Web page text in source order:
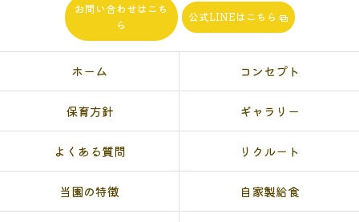
お問い合わせはこち
ら
公式LINEはこちら
ホーム コンセプト
保育方針 ギャラリー
よくある質問 リクルート
当園の特徴 自家製給食